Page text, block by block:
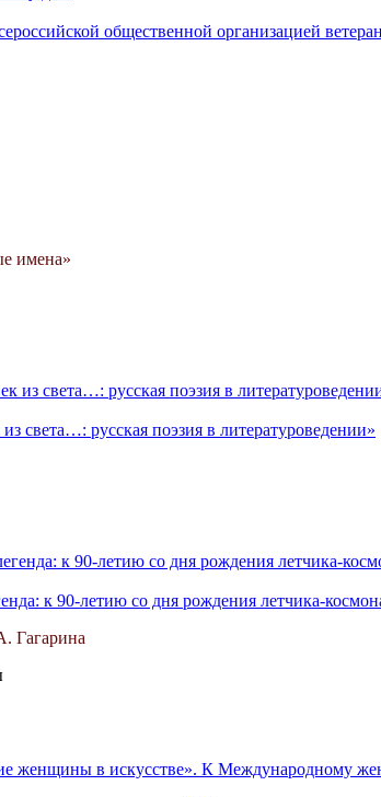
общественной организацией
имена»
света…: русская поэзия в литературоведении»
к 90-летию со дня рождения летчика-
Гагарина